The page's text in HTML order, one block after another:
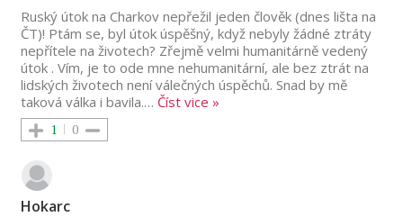
Ruský útok na Charkov nepřežil jeden člověk (dnes lišta na
ČT)! Ptám se, byl útok úspěšný, když nebyly žádné ztráty
nepřítele na životech? Zřejmě velmi humanitárně vedený
útok . Vím, je to ode mne nehumanitární, ale bez ztrát na
lidských životech není válečných úspěchů. Snad by mě
taková válka i bavila.… Číst vice »
1 0
Hokarc